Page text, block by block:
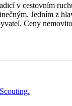
v cestovním
Jedním z
Ceny